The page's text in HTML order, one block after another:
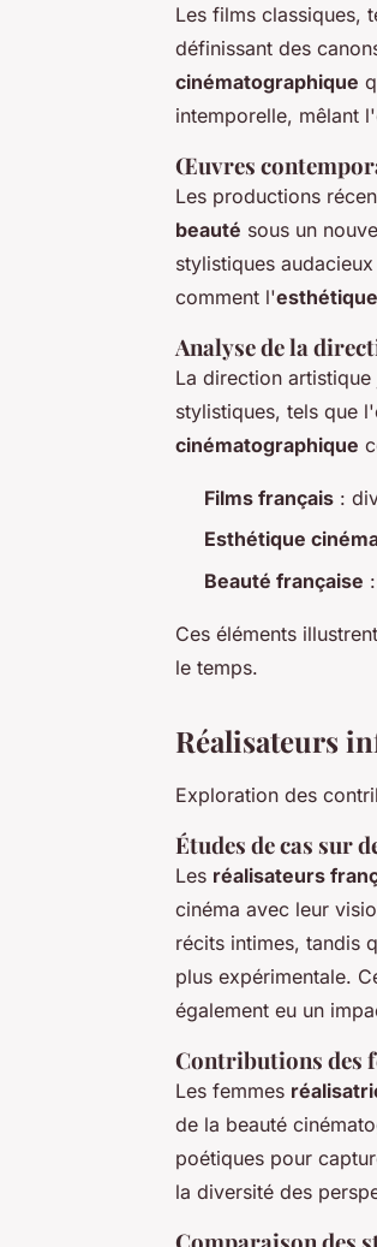
Les films classiques,
définissant des
cinématographique
intemporelle, mêlant
Œuvres
Les productions
beauté sous un
stylistiques
comment l'
Analyse de la
La direction
stylistiques, tels que
cinématographique
Films français :
Esthétique
Beauté française
Ces éléments
le temps.
Réalisateurs
Exploration des
Études de cas sur
Les réalisateurs
cinéma avec leur
récits intimes, tandis
plus expérimentale.
également eu un
Contributions des
Les femmes
de la beauté
poétiques pour
la diversité des